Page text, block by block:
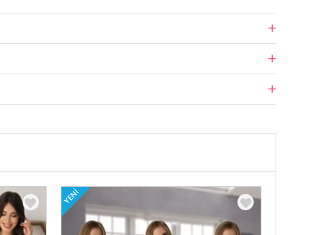
YENI